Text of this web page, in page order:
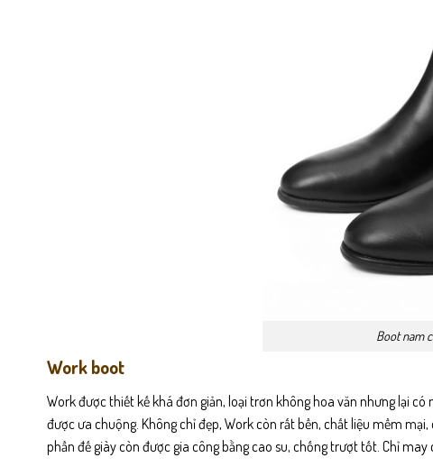
Boot nam
Work boot
Work được thiết kế khá đơn giản, loại trơn không hoa văn nhưng lại
được ưa chuộng. Không chỉ đẹp, Work còn rất bền, chất liệu mềm
phần đế giày còn được gia công bằng cao su, chống trượt tốt. Chỉ